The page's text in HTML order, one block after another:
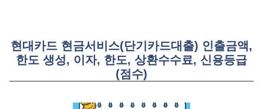
현대카드 현금서비스(단기카드대출) 인출금액,
한도 생성, 이자, 한도, 상환수수료, 신용등급
(점수)